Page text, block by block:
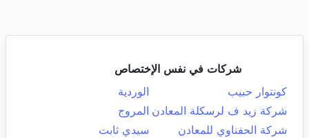
شركات في نفس الإختصاص
كونتوار حبيب
الوردية
شركة زيد ف لرسكلة المعادن المروج
شركة الحفناوي للمعادن
سيدي ثابت